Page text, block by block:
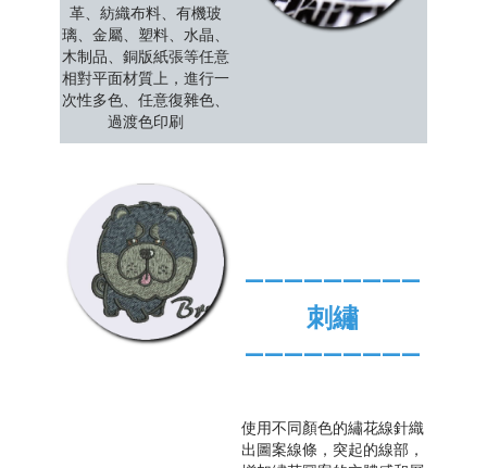
革、紡織布料、有機玻
璃、金屬、塑料、水晶、
木制品、銅版紙張等任意
相對平面材質上，進行一
次性多色、任意復雜色、
過渡色印刷
—————————
刺繡
—————————
使用不同顏色的繡花線針織
出圖案線條，突起的線部，